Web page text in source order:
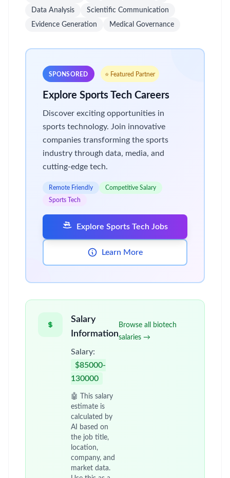
Data Analysis
Scientific Communication
Evidence Generation
Medical Governance
SPONSORED ⭐ Featured Partner
Explore Sports Tech Careers
Discover exciting opportunities in
sports technology. Join innovative
companies transforming the sports
industry through data, media, and
cutting-edge tech.
Remote Friendly
Competitive Salary
Sports Tech
Explore Sports Tech Jobs
Learn More
Salary
Information
Salary:
$85000-
130000
🤖 This salary
estimate is
calculated by
AI based on
the job title,
location,
company, and
market data.
Browse all biotech
salaries →